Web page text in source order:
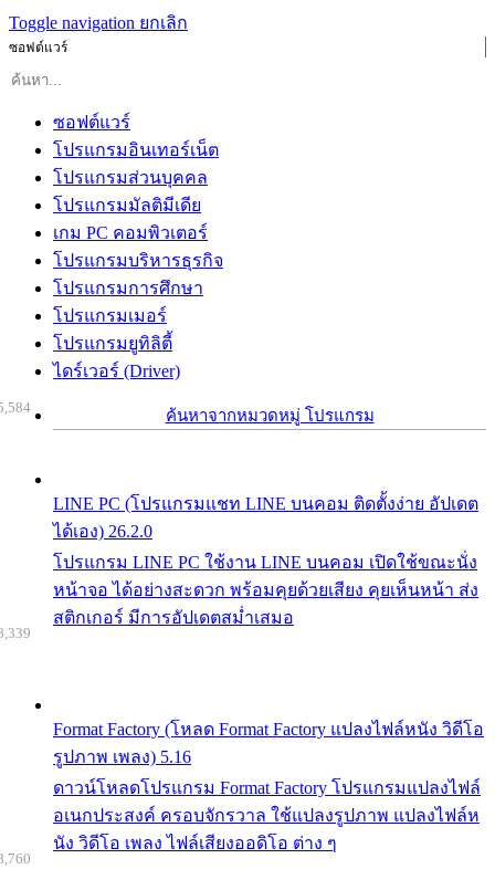
Toggle navigation ยกเลิก
ซอฟต์แวร์
ซอฟต์แวร์
โปรแกรมอินเทอร์เน็ต
โปรแกรมส่วนบุคคล
โปรแกรมมัลติมีเดีย
เกม PC คอมพิวเตอร์
โปรแกรมบริหารธุรกิจ
โปรแกรมการศึกษา
โปรแกรมเมอร์
โปรแกรมยูทิลิตี้
ไดร์เวอร์ (Driver)
ค้นหาจากหมวดหมู่ โปรแกรม
LINE PC (โปรแกรมแชท LINE บนคอม ติดตั้งง่าย อัปเดต
ได้เอง) 26.2.0
โปรแกรม LINE PC ใช้งาน LINE บนคอม เปิดใช้ขณะนั่ง
หน้าจอ ได้อย่างสะดวก พร้อมคุยด้วยเสียง คุยเห็นหน้า ส่ง
สติกเกอร์ มีการอัปเดตสม่ำเสมอ
Format Factory (โหลด Format Factory แปลงไฟล์หนัง วิดีโอ
รูปภาพ เพลง) 5.16
ดาวน์โหลดโปรแกรม Format Factory โปรแกรมแปลงไฟล์
อเนกประสงค์ ครอบจักรวาล ใช้แปลงรูปภาพ แปลงไฟล์ห
นัง วิดีโอ เพลง ไฟล์เสียงออดิโอ ต่าง ๆ